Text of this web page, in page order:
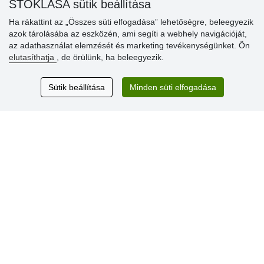
Vásárlók
értékelése
Excellent service
Thank you.
STOKLASA sütik beállítása
Ha rákattint az „Összes süti elfogadása” lehetőségre, beleegyezik
azok tárolásába az eszközén, ami segíti a webhely navigációját,
az adathasználat elemzését és marketing tevékenységünket. Ön
elutasíthatja
, de örülünk, ha beleegyezik.
Sütik beállítása Minden süti elfogadása